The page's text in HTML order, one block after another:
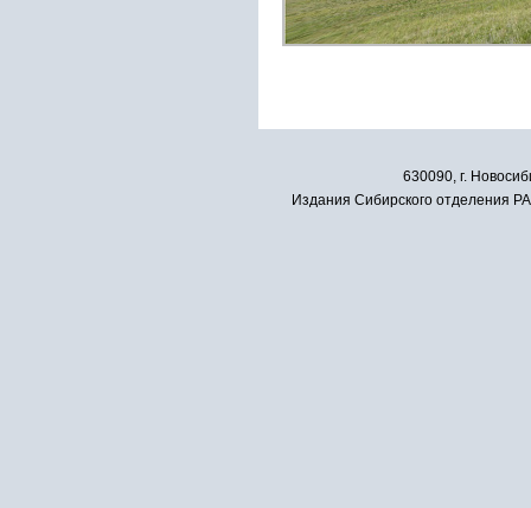
630090, г.
Издания Сибирского отделения